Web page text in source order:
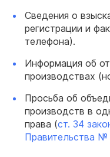
Сведения о
регистрации и
телефона).
Информация об
производствах
Просьба об
производств в
права (ст. 34
Правительства №